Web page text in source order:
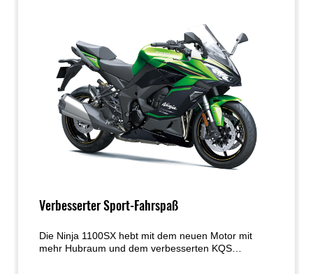
Verbesserter Sport-Fahrspaß
Die Ninja 1100SX hebt mit dem neuen Motor mit
mehr Hubraum und dem verbesserten KQS